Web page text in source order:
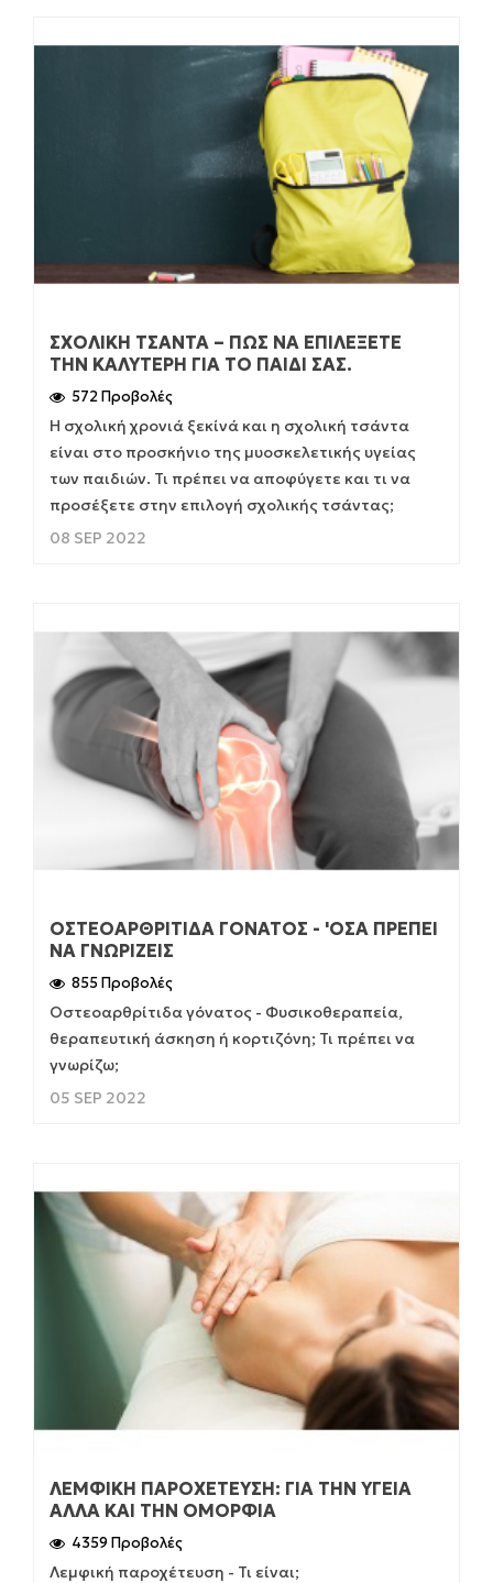
ΣΧΟΛΙΚΉ ΤΣΆΝΤΑ – ΠΩΣ ΝΑ ΕΠΙΛΈΞΕΤΕ
ΤΗΝ ΚΑΛΎΤΕΡΗ ΓΙΑ ΤΟ ΠΑΙΔΊ ΣΑΣ.
572 Προβολές
Η σχολική χρονιά ξεκίνά και η σχολική τσάντα
είναι στο προσκήνιο της μυοσκελετικής υγείας
των παιδιών. Τι πρέπει να αποφύγετε και τι να
προσέξετε στην επιλογή σχολικής τσάντας;
08 SEP 2022
ΟΣΤΕΟΑΡΘΡΊΤΙΔΑ ΓΌΝΑΤΟΣ - 'ΟΣΑ ΠΡΈΠΕΙ
ΝΑ ΓΝΩΡΊΖΕΙΣ
855 Προβολές
Οστεοαρθρίτιδα γόνατος - Φυσικοθεραπεία,
θεραπευτική άσκηση ή κορτιζόνη; Τι πρέπει να
γνωρίζω;
05 SEP 2022
ΛΕΜΦΙΚΉ ΠΑΡΟΧΈΤΕΥΣΗ: ΓΙΑ ΤΗΝ ΥΓΕΊΑ
ΑΛΛΆ ΚΑΙ ΤΗΝ ΟΜΟΡΦΙΆ
4359 Προβολές
Λεμφική παροχέτευση - Τι είναι;